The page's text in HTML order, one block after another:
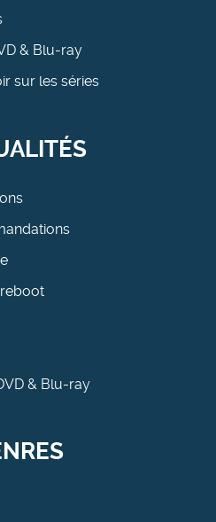
& Blu-ray
sur les séries
& Blu-ray